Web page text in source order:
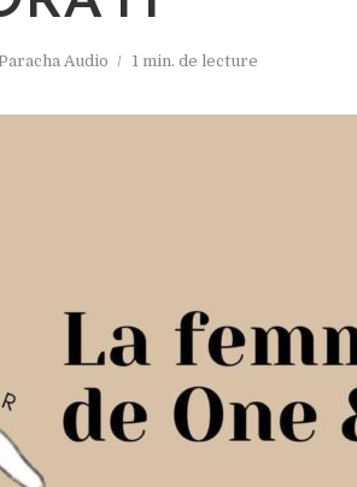
Audio 1 min. de lecture